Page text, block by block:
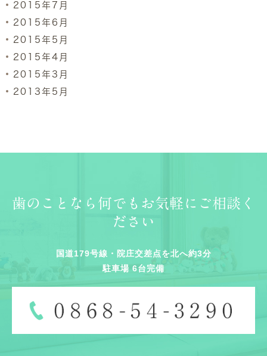
2015年7月
2015年6月
2015年5月
2015年4月
2015年3月
2013年5月
歯のことなら何でもお気軽にご相談く
ださい
国道179号線・院庄交差点を北へ約3分
駐車場 6台完備